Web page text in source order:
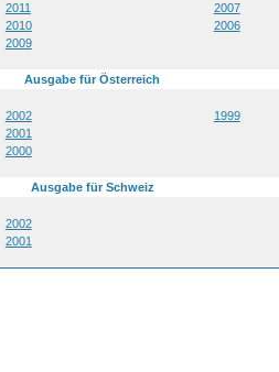
2011
2010
2009
2007
2006
Ausgabe für Österreich
2002
2001
2000
1999
Ausgabe für Schweiz
2002
2001